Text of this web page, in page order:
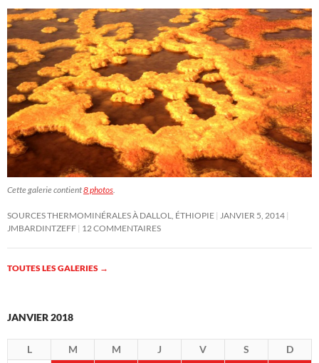
Cette galerie contient8 photos
SOURCES THERMOMINÉRALES À DALLOL, ÉTHIOPIE
JANVIER 5, 2014
JMBARDINTZEFF 12 COMMENTAIRES
TOUTES LES GALERIES →
JANVIER 2018
L M M J V S D